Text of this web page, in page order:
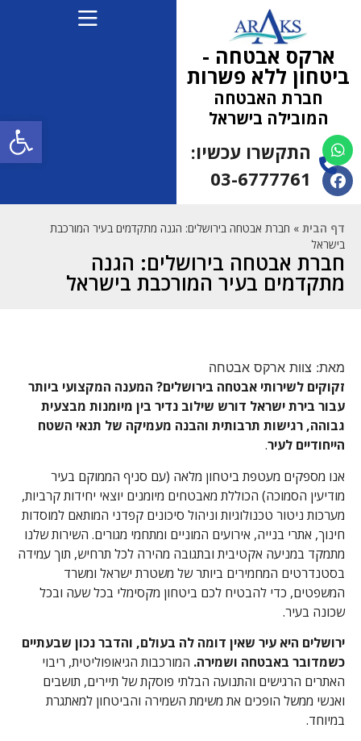
ארקס אבטחה -
ביטחון ללא פשרות
חברת האבטחה
המובילה בישראל
התקשרו עכשיו:
03-6777761
(למחפשי עבודה 052-
דף הבית » חברת אבטחה בירושלים: הגנה מתקדמים בעיר המורכבת
בישראל
חברת אבטחה בירושלים: הגנה
מתקדמים בעיר המורכבת בישראל
מאת: צוות ארקס אבטחה
זקוקים לשירותי אבטחה בירושלים? המענה המקצועי ביותר
עבור בירת ישראל דורש שילוב נדיר בין מיומנות מבצעית
גבוהה, רגישות תרבותית והבנה מעמיקה של תנאי השטח
הייחודיים לעיר.
אנו מספקים מעטפת ביטחון מלאה (עם סניף הממוקם בעיר
מודיעין הסמוכה) הכוללת מאבטחים מיומנים יוצאי יחידות קרביות,
מערכות ניטור טכנולוגיות וניהול סיכונים קפדני המותאם למוסדות
חינוך, אתרי בנייה, אירועים המוניים ומתחמי מגורים. השירות שלנו
מתמקד במניעה אקטיבית ובתגובה מהירה לכל תרחיש, תוך עמידה
בסטנדרטים המחמירים ביותר של משטרת ישראל ומשרד
המשפטים, כדי להבטיח לכם ביטחון מקסימלי בכל שעה ובכל
שכונה בעיר.
ירושלים היא עיר שאין דומה לה בעולם, והדבר נכון שבעתיים
כשמדובר באבטחה ושמירה. המורכבות הגיאופוליטית, ריבוי
האתרים הרגישים והתנועה הבלתי פוסקת של תיירים, תושבים
ואנשי ממשל הופכים את משימת השמירה והביטחון למאתגרת
במיוחד.